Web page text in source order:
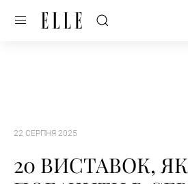
22 СЕРПНЯ 2025
20 ВИСТАВОК,